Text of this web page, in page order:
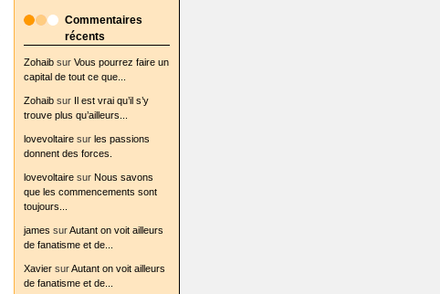
Commentaires
récents
Zohaibsur Vous pourrez faire un
capital de tout ce que...
Zohaibsur Il est vrai qu’il s’y
trouve plus qu’ailleurs...
lovevoltairesur les passions
donnent des forces.
lovevoltairesur Nous savons
que les commencements sont
toujours...
james surAutant on voit ailleurs
de fanatisme et de...
XaviersurAutant on voit ailleurs
de fanatisme et de...